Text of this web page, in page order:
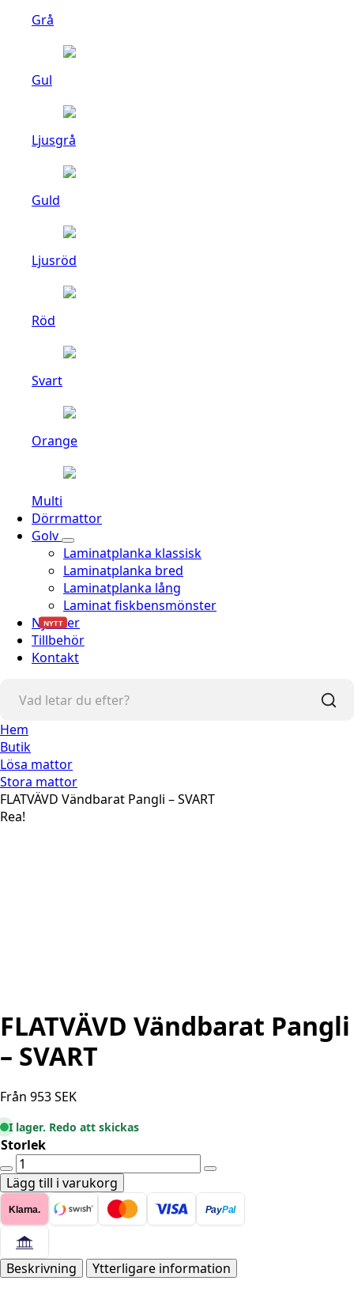
Grå
Gul
Ljusgrå
Guld
Ljusröd
Röd
Svart
Orange
Multi
Dörrmattor
Golv
Laminatplanka klassisk
Laminatplanka bred
Laminatplanka lång
Laminat fiskbensmönster
Nyheter
NYTT
Tillbehör
Kontakt
Hem
Butik
Lösa mattor
Stora mattor
FLATVÄVD Vändbarat Pangli – SVART
Rea!
FLATVÄVD Vändbarat Pangli
– SVART
Från 953SEK
I lager. Redo att skickas
Storlek
FLATVÄVD
Vändbarat
Pangli
SVART
mängd
Lägg till i varukorg
Klarna. PayPal
Beskrivning Ytterligare information